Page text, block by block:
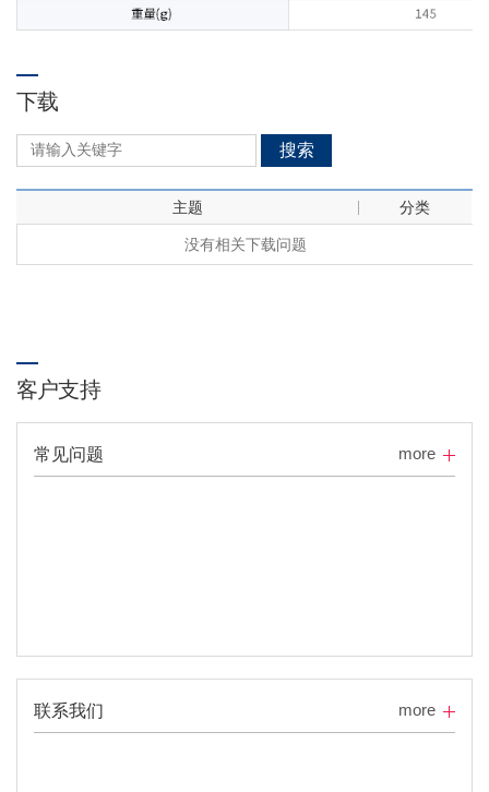
下载
搜索
主题 分类
没有相关下载问题
客户支持
常见问题 more
联系我们 more